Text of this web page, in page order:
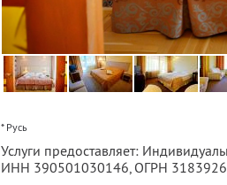
* Русь
Услуги предоставляет:
ИНН 390501030146 , ОГРН